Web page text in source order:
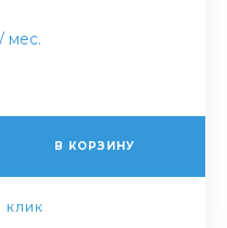
/ мес.
В КОРЗИНУ
КЛИК